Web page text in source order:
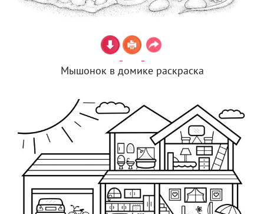
Мышонок в домике раскраска